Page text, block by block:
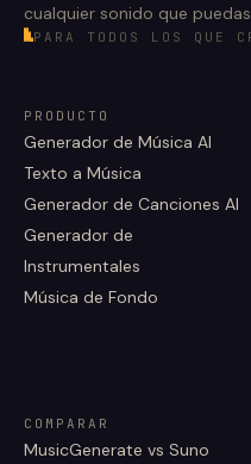
cualquier sonido que
PARA TODOS LOS QUE
PRODUCTO
Generador de Música AI
Texto a Música
Generador de Canciones AI
Generador de
Instrumentales
Música de Fondo
COMPARAR
MusicGenerate vs Suno